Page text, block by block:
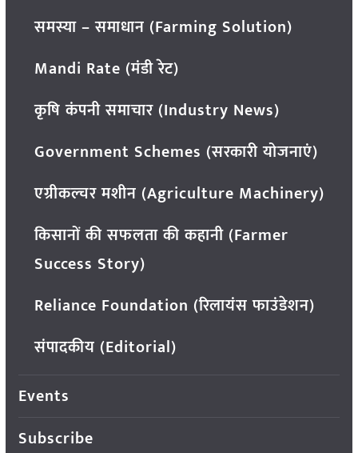
समस्या – समाधान (Farming Solution)
Mandi Rate (मंडी रेट)
कृषि कंपनी समाचार (Industry News)
Government Schemes (सरकारी योजनाएं)
एग्रीकल्चर मशीन (Agriculture Machinery)
किसानों की सफलता की कहानी (Farmer
Success Story)
Reliance Foundation (रिलायंस फाउंडेशन)
संपादकीय (Editorial)
Events
Subscribe